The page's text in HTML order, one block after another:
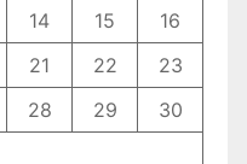
14 15
16
21 22
23
28 29
30